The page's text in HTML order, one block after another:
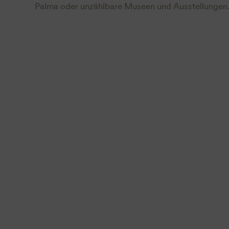
Palma oder unzählbare Museen und Ausstellungen.